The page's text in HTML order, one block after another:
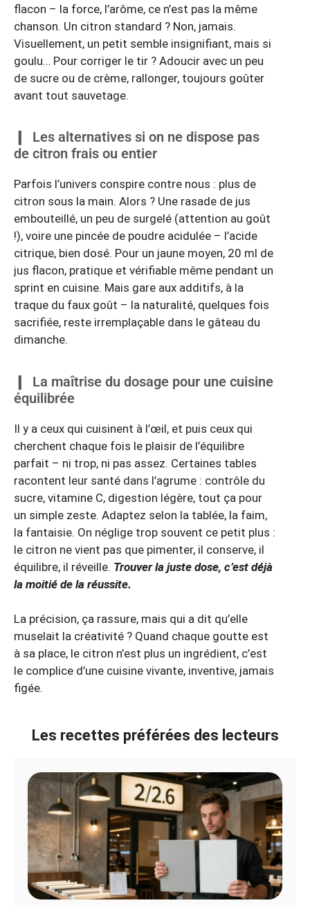
flacon – la force, l’arôme, ce n’est pas la même
chanson. Un citron standard ? Non, jamais.
Visuellement, un petit semble insignifiant, mais si
goulu… Pour corriger le tir ? Adoucir avec un peu
de sucre ou de crème, rallonger, toujours goûter
avant tout sauvetage.
Les alternatives si on ne dispose pas
de citron frais ou entier
Parfois l’univers conspire contre nous : plus de
citron sous la main. Alors ? Une rasade de jus
embouteillé, un peu de surgelé (attention au goût
!), voire une pincée de poudre acidulée – l’acide
citrique, bien dosé. Pour un jaune moyen, 20 ml de
jus flacon, pratique et vérifiable même pendant un
sprint en cuisine. Mais gare aux additifs, à la
traque du faux goût – la naturalité, quelques fois
sacrifiée, reste irremplaçable dans le gâteau du
dimanche.
La maîtrise du dosage pour une cuisine
équilibrée
Il y a ceux qui cuisinent à l’œil, et puis ceux qui
cherchent chaque fois le plaisir de l’équilibre
parfait – ni trop, ni pas assez. Certaines tables
racontent leur santé dans l’agrume : contrôle du
sucre, vitamine C, digestion légère, tout ça pour
un simple zeste. Adaptez selon la tablée, la faim,
la fantaisie. On néglige trop souvent ce petit plus :
le citron ne vient pas que pimenter, il conserve, il
équilibre, il réveille. Trouver la juste dose, c’est déjà
la moitié de la réussite.
La précision, ça rassure, mais qui a dit qu’elle
muselait la créativité ? Quand chaque goutte est
à sa place, le citron n’est plus un ingrédient, c’est
le complice d’une cuisine vivante, inventive, jamais
figée.
Les recettes préférées des lecteurs